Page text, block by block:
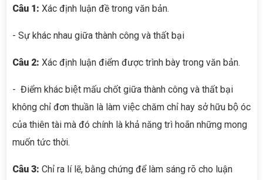
Câu 1: Xác định luận đề trong văn bản.
- Sự khác nhau giữa thành công và thất bại
Câu 2: Xác định luận điểm được trình bày trong văn bản.
- Điểm khác biệt mấu chốt giữa thành công và thất bại
không chỉ đơn thuần là làm việc chăm chỉ hay sở hữu bộ óc
của thiên tài mà đó chính là khả năng trì hoãn những mong
muốn tức thời.
Câu 3: Chỉ ra lí lẽ, bằng chứng để làm sáng rõ cho luận